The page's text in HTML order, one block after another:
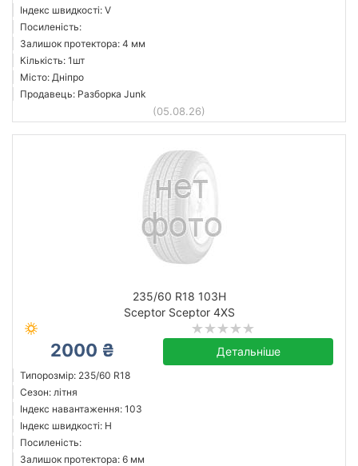
Індекс швидкості: V
Посиленість:
Залишок протектора: 4 мм
Кількість: 1шт
Місто: Дніпро
Продавець: Разборка Junk
(05.08.26)
235/60 R18 103H
Sceptor Sceptor 4XS
2000 ₴ Детальніше
Типорозмір: 235/60 R18
Сезон: літня
Індекс навантаження: 103
Індекс швидкості: H
Посиленість:
Залишок протектора: 6 мм